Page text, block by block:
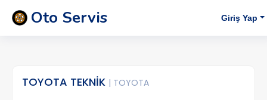
Oto Servis Giriş Yap
TOYOTA TEKNİK | TOYOTA